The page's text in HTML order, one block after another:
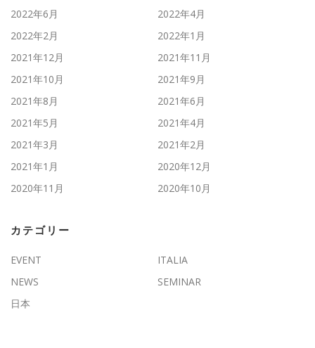
2022年6月
2022年4月
2022年2月
2022年1月
2021年12月
2021年11月
2021年10月
2021年9月
2021年8月
2021年6月
2021年5月
2021年4月
2021年3月
2021年2月
2021年1月
2020年12月
2020年11月
2020年10月
カテゴリー
EVENT
ITALIA
NEWS
SEMINAR
日本